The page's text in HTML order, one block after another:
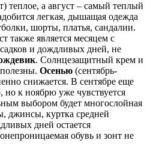
теплое, а август – самый теплый
легкая, дышащая одежда
шорты, платья, сандалии.
также является месяцем с
и дождливых дней, не
. Солнцезащитный крем и
Осенью (сентябрь-
снижается. В сентябре еще
но к ноябрю уже чувствуется
выбором будет многослойная
джинсы, куртка средней
дней остается
обувь и зонт не